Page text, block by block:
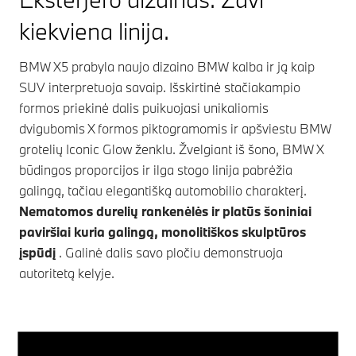
skaitmeninę patirtį salone. Į standartinę
komplektaciją įeinantis dviejų dalių panoraminis
vienu mygtuko paspaudimu atveriama priekinė
stoglangio dalis leidžia mėgautis gaiviu oru.
Dėl plataus pagalbinių funkcijų, kamerų ir jutiklių
asortimento kiekviena kelionė bus dar saugesnė ir
malonesnė. BMW Symbiotic Drive jūsų BMW salone
nustato naujus vairuotojo ir automobilio sąsajos
standartus.Išmanios dirbtinio intelekto valdomos
pagalbos sistemos veikia darniai ir intuityviai, tačiau
kontrolė visuomet lieka jūsų rankose – taip užtikrinant
dar didesnį saugumą, komfortą ir vairavimo malonumą.
kiekviena linija.
BMW X5 prabyla naujo dizaino BMW kalba ir ją kaip
SUV interpretuoja savaip. Išskirtinė stačiakampio
formos priekinė dalis puikuojasi unikaliomis
dvigubomis X formos piktogramomis ir apšviestu BMW
grotelių Iconic Glow ženklu. Žvelgiant iš šono, BMW X
būdingos proporcijos ir ilga stogo linija pabrėžia
galingą, tačiau elegantišką automobilio charakterį.
Nematomos durelių rankenėlės ir platūs šoniniai
paviršiai kuria galingą, monolitiškos skulptūros
įspūdį . Galinė dalis savo pločiu demonstruoja
autoritetą kelyje.